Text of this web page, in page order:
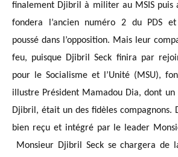
finalement Djibril à militer au MSIS puis
fondera l’ancien numéro 2 du PDS et
poussé dans l’opposition. Mais leur
feu, puisque Djibril Seck finira par
pour le Socialisme et l’Unité (MSU),
illustre Président Mamadou Dia, dont un
Djibril, était un des fidèles compagnons.
bien reçu et intégré par le leader
Monsieur Djibril Seck se chargera de